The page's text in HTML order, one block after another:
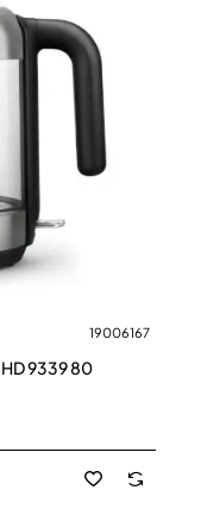
19006167
HD 9339 80